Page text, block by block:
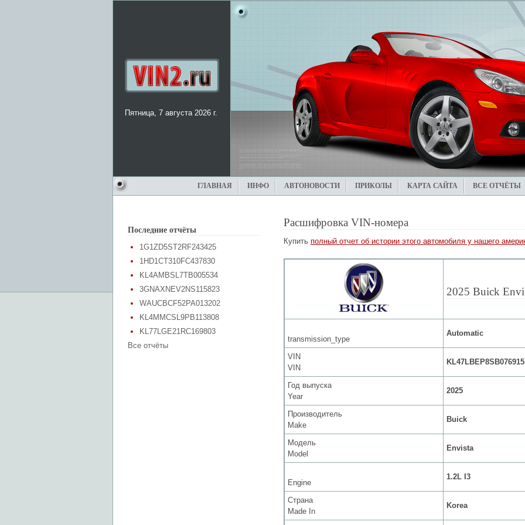
Пятница, 7 августа 2026 г.
ГЛАВНАЯ ИНФО АВТОНОВОСТИ ПРИКОЛЫ КАРТА САЙТА ВСЕ ОТЧЁТЫ
Последние отчёты
1G1ZD5ST2RF243425
1HD1CT310FC437830
KL4AMBSL7TB005534
3GNAXNEV2NS115823
WAUCBCF52PA013202
KL4MMCSL9PB113808
KL77LGE21RC169803
Все отчёты
Расшифровка VIN-номера
Купить полный отчет об истории этого автомобиля у нашего
2025 Buick
transmission_type
Automatic
VIN
VIN
KL47LBEP8SB076915
Год выпуска
Year
2025
Производитель
Make
Buick
Модель
Model
Envista
Engine
1.2L I3
Страна
Made In
Korea